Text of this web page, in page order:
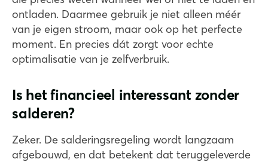
ontladen. Daarmee gebruik je niet alleen méér
van je eigen stroom, maar ook op het perfecte
moment. En precies dát zorgt voor echte
optimalisatie van je zelfverbruik.
Is het financieel interessant zonder
salderen?
Zeker. De salderingsregeling wordt langzaam
afgebouwd, en dat betekent dat teruggeleverde